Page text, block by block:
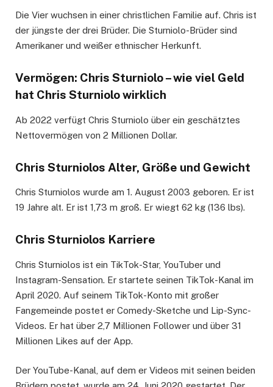
Die Vier wuchsen in einer christlichen Familie auf. Chris ist
der jüngste der drei Brüder. Die Sturniolo-Brüder sind
Amerikaner und weißer ethnischer Herkunft.
Vermögen: Chris Sturniolo – wie viel Geld
hat Chris Sturniolo wirklich
Ab 2022 verfügt Chris Sturniolo über ein geschätztes
Nettovermögen von 2 Millionen Dollar.
Chris Sturniolos Alter, Größe und Gewicht
Chris Sturniolos wurde am 1. August 2003 geboren. Er ist
19 Jahre alt. Er ist 1,73 m groß. Er wiegt 62 kg (136 lbs).
Chris Sturniolos Karriere
Chris Sturniolos ist ein TikTok-Star, YouTuber und
Instagram-Sensation. Er startete seinen TikTok-Kanal im
April 2020. Auf seinem TikTok-Konto mit großer
Fangemeinde postet er Comedy-Sketche und Lip-Sync-
Videos. Er hat über 2,7 Millionen Follower und über 31
Millionen Likes auf der App.
Der YouTube-Kanal, auf dem er Videos mit seinen beiden